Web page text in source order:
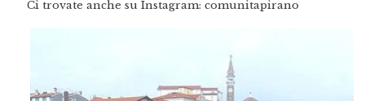
Ci trovate anche su Instagram: comunitapirano